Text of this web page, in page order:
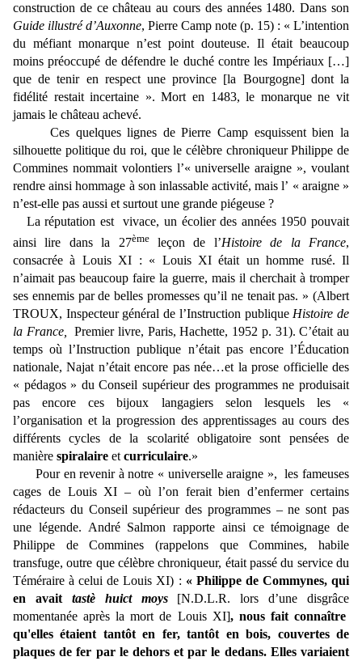
construction de ce château au cours des années 1480. Dans son
Guide illustré d’Auxonne, Pierre Camp note (p. 15) : « L’intention
du méfiant monarque n’est point douteuse. Il était beaucoup
moins préoccupé de défendre le duché contre les Impériaux […]
que de tenir en respect une province [la Bourgogne] dont la
fidélité restait incertaine ». Mort en 1483, le monarque ne vit
jamais le château achevé.
Ces quelques lignes de Pierre Camp esquissent bien la
silhouette politique du roi, que le célèbre chroniqueur Philippe de
Commines nommait volontiers l’« universelle araigne », voulant
rendre ainsi hommage à son inlassable activité, mais l’ « araigne »
n’est-elle pas aussi et surtout une grande piégeuse ?
La réputation est vivace, un écolier des années 1950 pouvait
ainsi lire dans la 27èmeleçon de l’Histoire de la France,
consacrée à Louis XI : « Louis XI était un homme rusé. Il
n’aimait pas beaucoup faire la guerre, mais il cherchait à tromper
ses ennemis par de belles promesses qu’il ne tenait pas. » (Albert
TROUX, Inspecteur général de l’Instruction publique Histoire de
la France,
Premier livre, Paris, Hachette, 1952 p. 31). C’était au
temps où l’Instruction publique n’était pas encore l’Éducation
nationale, Najat n’était encore pas née…et la prose officielle des
« pédagos » du Conseil supérieur des programmes ne produisait
pas encore ces bijoux langagiers selon lesquels les «
l’organisation et la progression des apprentissages au cours des
différents cycles de la scolarité obligatoire sont pensées de
manière spiralaire et curriculaire.»
Pour en revenir à notre « universelle araigne », les fameuses
cages de Louis XI – où l’on ferait bien d’enfermer certains
rédacteurs du Conseil supérieur des programmes – ne sont pas
une légende. André Salmon rapporte ainsi ce témoignage de
Philippe de Commines (rappelons que Commines, habile
transfuge, outre que célèbre chroniqueur, était passé du service du
Téméraire à celui de Louis XI) : « Philippe de Commynes, qui
en avait tastè huict moys [N.D.L.R. lors d’une disgrâce
momentanée après la mort de Louis XI], nous fait connaître
qu'elles étaient tantôt en fer, tantôt en bois, couvertes de
plaques de fer par le dehors et par le dedans. Elles variaient